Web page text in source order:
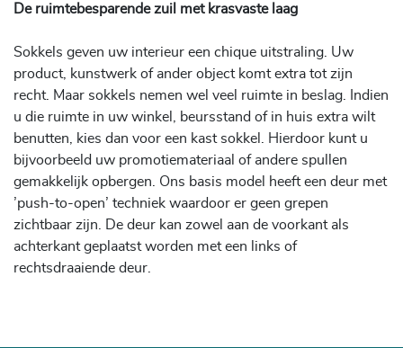
De ruimtebesparende zuil met krasvaste laag
Sokkels geven uw interieur een chique uitstraling. Uw
product, kunstwerk of ander object komt extra tot zijn
recht. Maar sokkels nemen wel veel ruimte in beslag. Indien
u die ruimte in uw winkel, beursstand of in huis extra wilt
benutten, kies dan voor een kast sokkel. Hierdoor kunt u
bijvoorbeeld uw promotiemateriaal of andere spullen
gemakkelijk opbergen. Ons basis model heeft een deur met
’push-to-open’ techniek waardoor er geen grepen
zichtbaar zijn. De deur kan zowel aan de voorkant als
achterkant geplaatst worden met een links of
rechtsdraaiende deur.